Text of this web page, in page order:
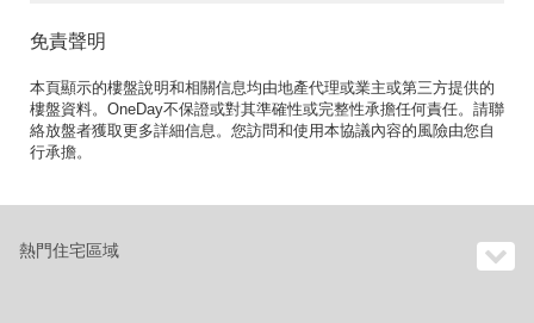
免責聲明
本頁顯示的樓盤說明和相關信息均由地產代理或業主或第三方提供的
樓盤資料。OneDay不保證或對其準確性或完整性承擔任何責任。請聯
絡放盤者獲取更多詳細信息。您訪問和使用本協議內容的風險由您自
行承擔。
熱門住宅區域